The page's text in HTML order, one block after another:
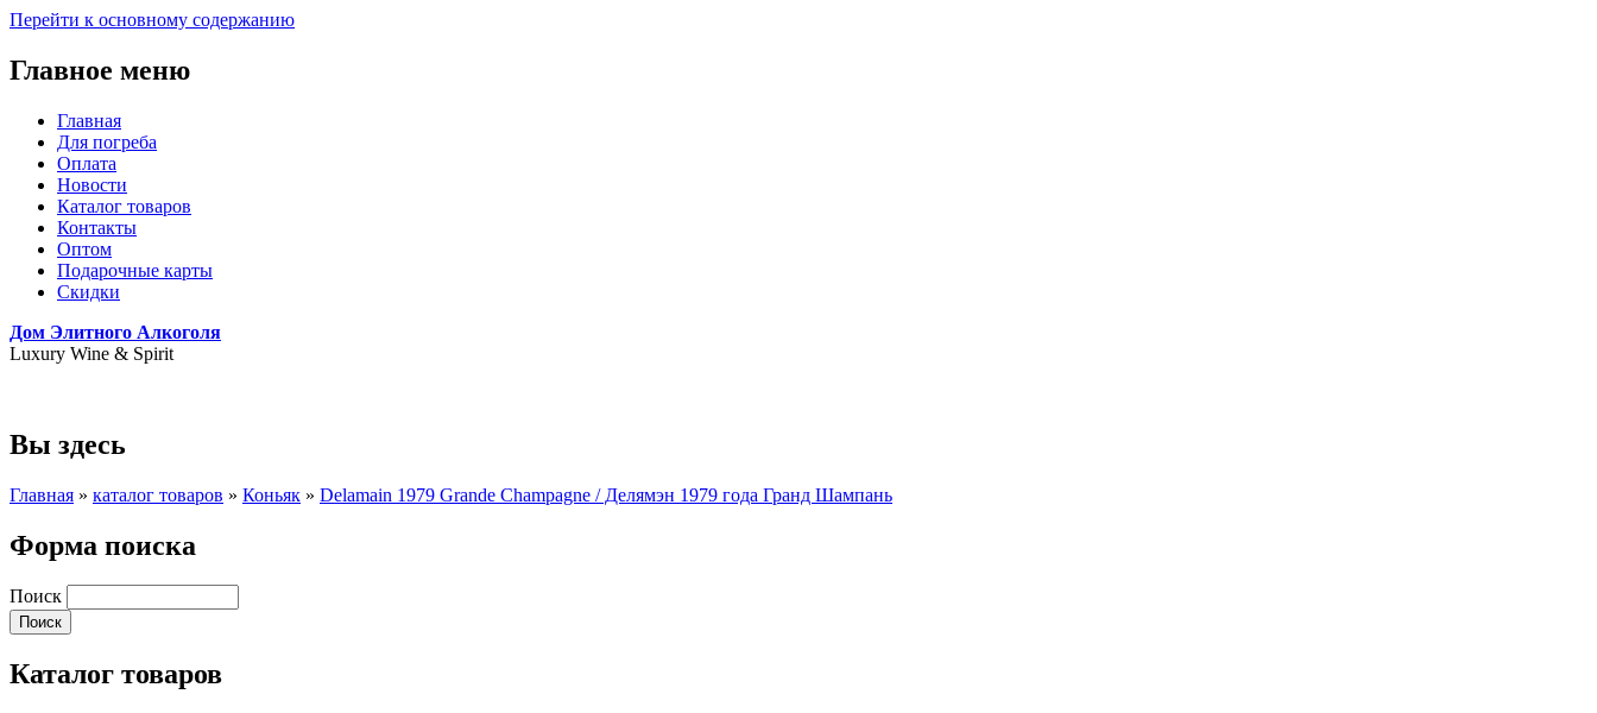
Перейти к основному содержанию
Главное меню
Главная
Для погреба
Оплата
Новости
Каталог товаров
Контакты
Оптом
Подарочные карты
Скидки
Дом Элитного Алкоголя
Luxury Wine & Spirit
Вы здесь
Главная » каталог товаров » Коньяк » Delamain 1979 Grande Champagne / Делямэн 1979 года Гранд Шампань
Форма поиска
Поиск
Каталог товаров